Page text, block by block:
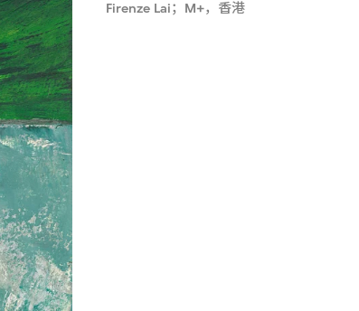
Firenze Lai；M+，香港